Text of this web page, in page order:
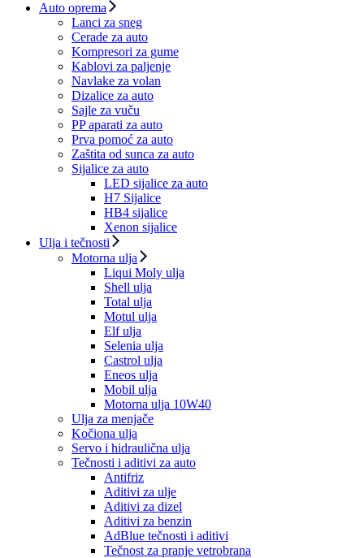
Auto oprema
Lanci za sneg
Cerade za auto
Kompresori za gume
Kablovi za paljenje
Navlake za volan
Dizalice za auto
Sajle za vuču
PP aparati za auto
Prva pomoć za auto
Zaštita od sunca za auto
Sijalice za auto
LED sijalice za auto
H7 Sijalice
HB4 sijalice
Xenon sijalice
Ulja i tečnosti
Motorna ulja
Liqui Moly ulja
Shell ulja
Total ulja
Motul ulja
Elf ulja
Selenia ulja
Castrol ulja
Eneos ulja
Mobil ulja
Motorna ulja 10W40
Ulja za menjače
Kočiona ulja
Servo i hidraulična ulja
Tečnosti i aditivi za auto
Antifriz
Aditivi za ulje
Aditivi za dizel
Aditivi za benzin
AdBlue tečnosti i aditivi
Tečnost za pranje vetrobrana